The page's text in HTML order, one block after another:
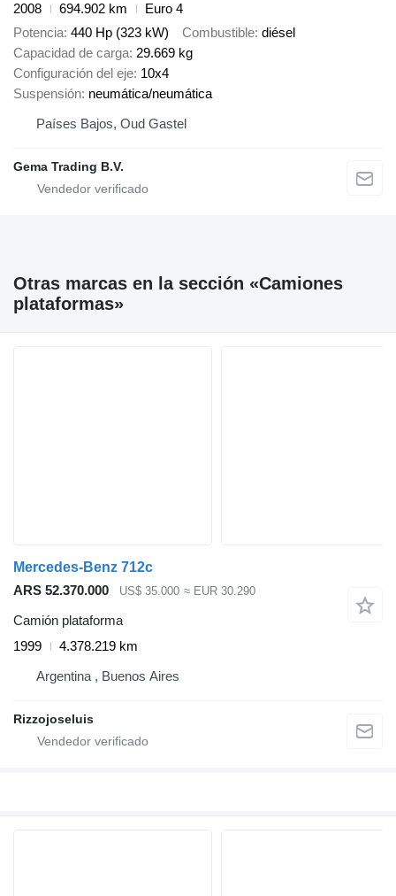
2008
694.902 km
Euro 4
Potencia 440 Hp (323 kW) Combustible diésel
Capacidad de carga 29.669 kg
Configuración del eje 10x4
Suspensión neumática/neumática
Países Bajos, Oud Gastel
Gema Trading B.V.
Otras marcas en la sección «Camiones
plataformas»
Mercedes-Benz 712c
ARS 52.370.000
US$ 35.000 ≈ EUR 30.290
Camión plataforma
1999
4.378.219 km
Argentina , Buenos Aires
Rizzojoseluis